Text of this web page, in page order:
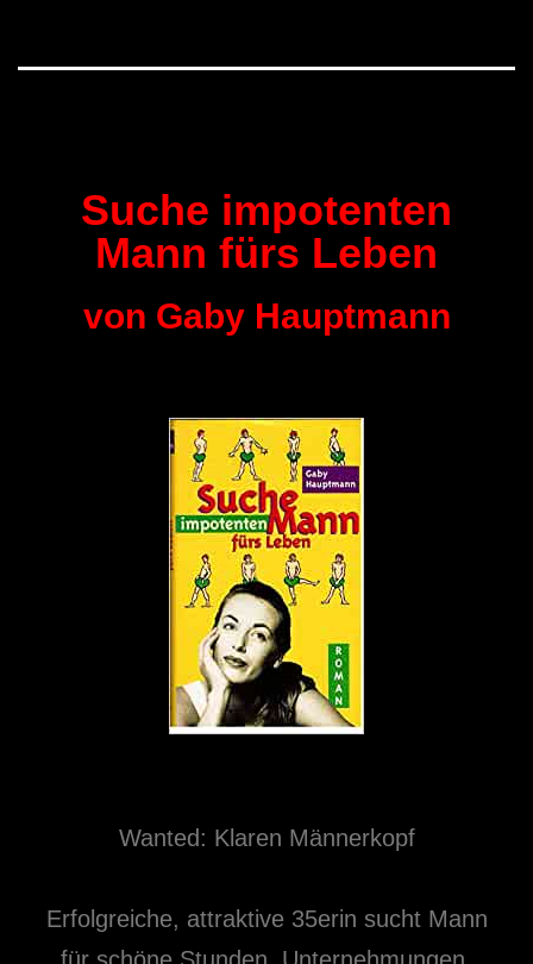
Suche impotenten
Mann fürs Leben
von Gaby Hauptmann
Wanted: Klaren Männerkopf
Erfolgreiche, attraktive 35erin sucht Mann